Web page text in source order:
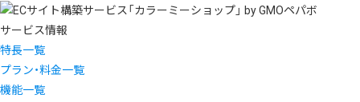
サービス情報
特長一覧
プラン・料金一覧
機能一覧